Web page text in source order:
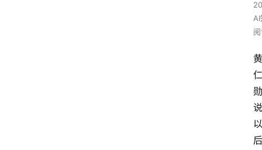
黄
仁
勋
说
以
后